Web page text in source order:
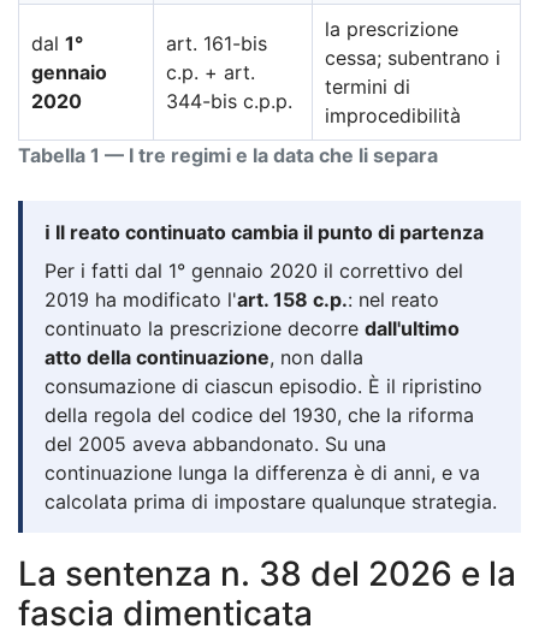
Tabella 1 — I tre regimi e la data che li separa
dal 1°
gennaio
2020
art. 161-bis
c.p. + art.
344-bis c.p.p.
la prescrizione
cessa; subentrano i
termini di
improcedibilità
ℹ️ Il reato continuato cambia il punto di partenza
Per i fatti dal 1° gennaio 2020 il correttivo del
2019 ha modificato l'art. 158 c.p.: nel reato
continuato la prescrizione decorre dall'ultimo
atto della continuazione, non dalla
consumazione di ciascun episodio. È il ripristino
della regola del codice del 1930, che la riforma
del 2005 aveva abbandonato. Su una
continuazione lunga la differenza è di anni, e va
calcolata prima di impostare qualunque strategia.
La sentenza n. 38 del 2026 e la
fascia dimenticata